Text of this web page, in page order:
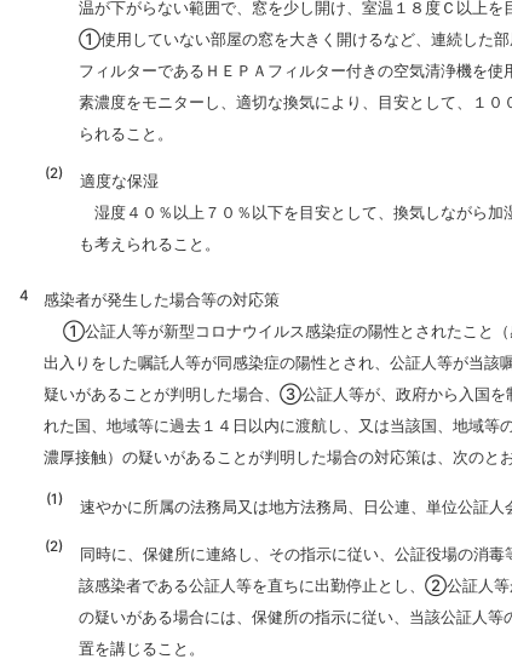
温が下がらない範囲で、窓を少し開け、室温１８度Ｃ以上を
①使用していない部屋の窓を大きく開けるなど、連続した
フィルターであるＨＥＰＡフィルター付きの空気清浄機を
素濃度をモニターし、適切な換気により、目安として、１
られること。
適度な保湿
湿度４０％以上７０％以下を目安として、換気しながら加
も考えられること。
感染者が発生した場合等の対応策
①公証人等が新型コロナウイルス感染症の陽性とされたこと
出入りをした嘱託人等が同感染症の陽性とされ、公証人等が当該
疑いがあることが判明した場合、③公証人等が、政府から入国を
れた国、地域等に過去１４日以内に渡航し、又は当該国、地域等
濃厚接触）の疑いがあることが判明した場合の対応策は、次のとお
速やかに所属の法務局又は地方法務局、日公連、単位公証人
同時に、保健所に連絡し、その指示に従い、公証役場の消毒
該感染者である公証人等を直ちに出勤停止とし、②公証人
の疑いがある場合には、保健所の指示に従い、当該公証人
置を講じること。